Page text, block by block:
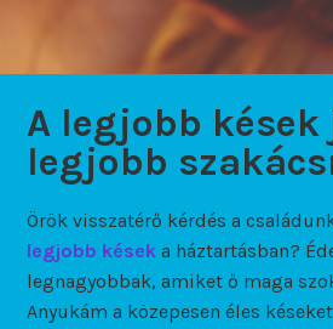
A legjobb
legjobb
Örök visszatérő kérdés a
legjobb kések a háztartásban?
legnagyobbak, amiket ő maga
Anyukám a közepesen éles